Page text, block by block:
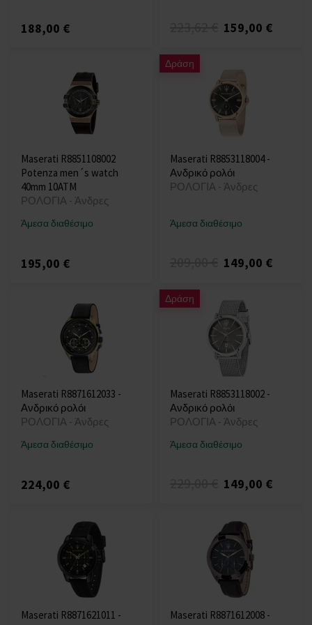
188,00 € 159,00 €
Maserati R8851108002
Potenza men´s watch
40mm 10ATM
ΡΟΛΟΓΙΑ - Άνδρες
Άμεσα διαθέσιμο
195,00 €
Δράση
Maserati R8853118004 -
Ανδρικό ρολόι
ΡΟΛΟΓΙΑ - Άνδρες
Άμεσα διαθέσιμο
149,00 €
Maserati R8871612033 -
Ανδρικό ρολόι
ΡΟΛΟΓΙΑ - Άνδρες
Άμεσα διαθέσιμο
224,00 €
Δράση
Maserati R8853118002 -
Ανδρικό ρολόι
ΡΟΛΟΓΙΑ - Άνδρες
Άμεσα διαθέσιμο
149,00 €
Maserati R8871621011 -
Maserati R8871612008 -